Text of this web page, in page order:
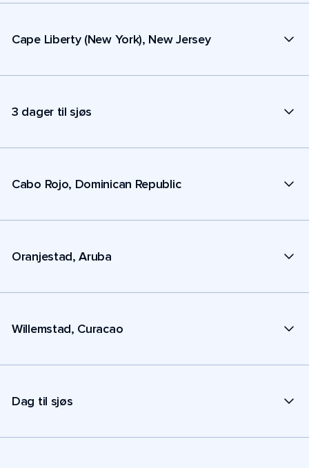
Cape Liberty (New York), New Jersey
3 dager til sjøs
Cabo Rojo, Dominican Republic
Oranjestad, Aruba
Willemstad, Curacao
Dag til sjøs